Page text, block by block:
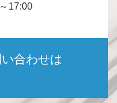
17:00
合わせは